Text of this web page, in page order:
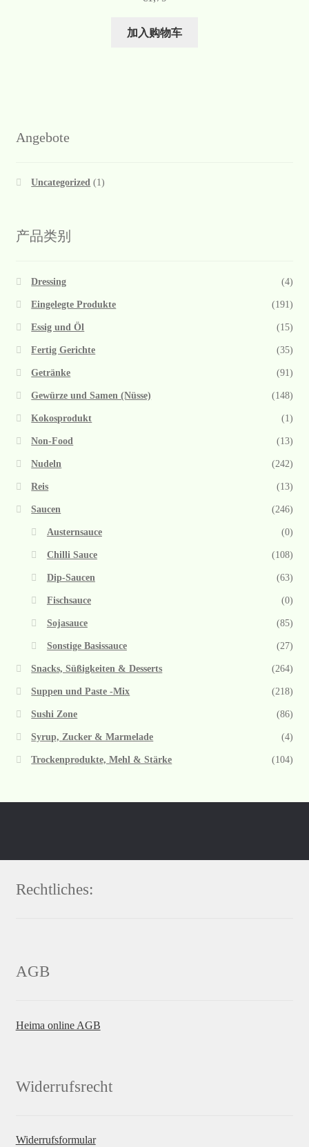
加入购物车
Angebote
Uncategorized (1)
产品类别
Dressing (4)
Eingelegte Produkte (191)
Essig und Öl (15)
Fertig Gerichte (35)
Getränke (91)
Gewürze und Samen (Nüsse) (148)
Kokosprodukt (1)
Non-Food (13)
Nudeln (242)
Reis (13)
Saucen (246)
Austernsauce (0)
Chilli Sauce (108)
Dip-Saucen (63)
Fischsauce (0)
Sojasauce (85)
Sonstige Basissauce (27)
Snacks, Süßigkeiten & Desserts (264)
Suppen und Paste -Mix (218)
Sushi Zone (86)
Syrup, Zucker & Marmelade (4)
Trockenprodukte, Mehl & Stärke (104)
Rechtliches:
AGB
Heima online AGB
Widerrufsrecht
Widerrufsformular